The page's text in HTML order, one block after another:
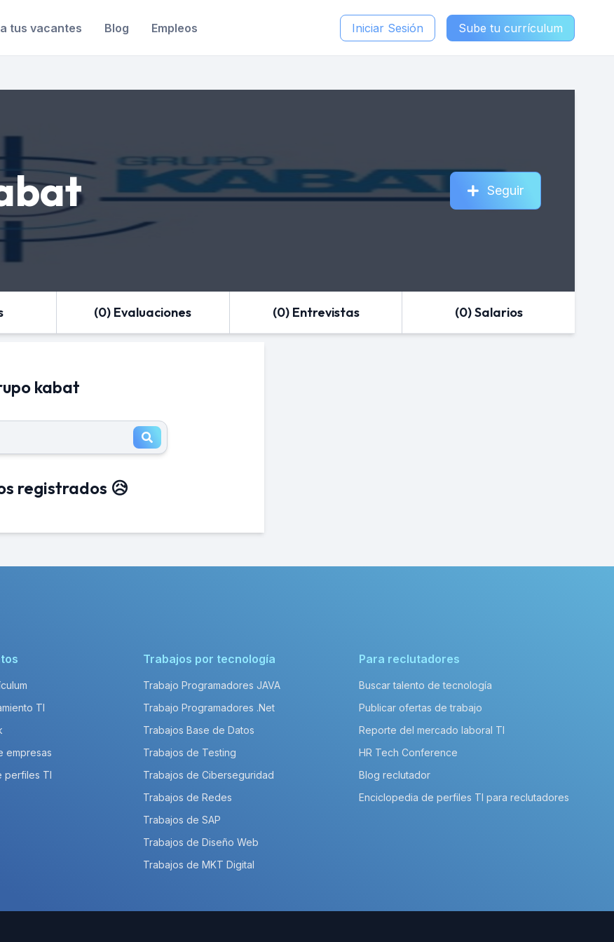
tus vacantes Blog Empleos Iniciar Sesión Sube tu currículum
Seguir
(0) Evaluaciones (0) Entrevistas (0) Salarios
kabat
registrados 😥
TI
empresas
perfiles TI
Trabajos por tecnología
Trabajo Programadores JAVA
Trabajo Programadores .Net
Trabajos Base de Datos
Trabajos de Testing
Trabajos de Ciberseguridad
Trabajos de Redes
Trabajos de SAP
Trabajos de Diseño Web
Trabajos de MKT Digital
Para reclutadores
Buscar talento de tecnología
Publicar ofertas de trabajo
Reporte del mercado laboral TI
HR Tech Conference
Blog reclutador
Enciclopedia de perfiles TI para reclutadores